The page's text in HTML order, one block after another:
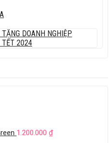
TẶNG DOANH NGHIỆP
TẾT 2024
1.200.000 ₫